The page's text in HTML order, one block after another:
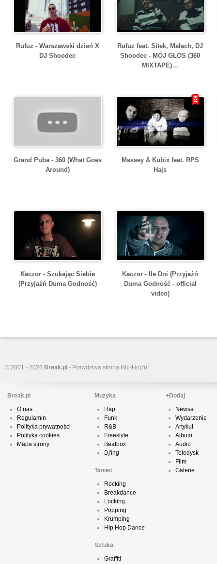
Rufuz - Warszawski dzień X
DJ Shoodee
Rufuz feat. Sitek, Małach, DJ
Shoodee - MÓJ GŁOS (360
MIXTAPE)…
Grand Puba - 360 (What Goes
Around)
Massey & Kubix feat. RPS
Hajs
Kaczor - Szukając Siebie
(Przyjaźń Duma Godność)
Kaczor - Ile Dni (Przyjaźń
Duma Godność - official
video)
© 2001 - 2026 Break.pl - Prawdziwa strona Hip-Hop'u!
Break.pl
O nas
Regulamin
Polityka prywatności
Polityka cookies
Mapa strony
Muzyka
Rap
Funk
R&B
Freestyle
Beatbox
Dj'ing
Taniec
Rocking
Breakdance
Locking
Popping
Krumping
Hip Hop Dance
Sztuka
Graffiti
+Dodaj
Newsa
Wydarzenie
Artykuł
Album
Audio
Teledysk
Film
Galerie